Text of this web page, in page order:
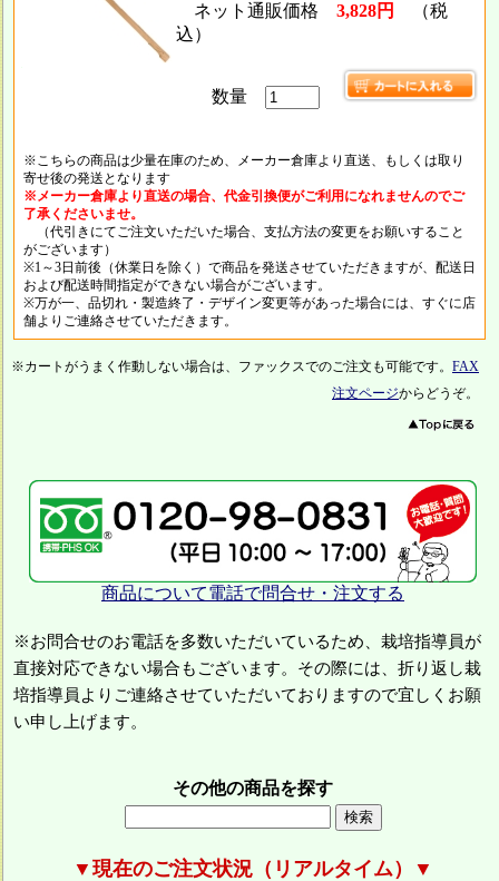
ネット通販価格 3,828円
（税
込）
数量
※こちらの商品は少量在庫のため、メーカー倉庫より直送、もしくは取り
寄せ後の発送となります
※メーカー倉庫より直送の場合、代金引換便がご利用になれませんのでご
了承くださいませ。
（代引きにてご注文いただいた場合、支払方法の変更をお願いすること
がございます）
※1～3日前後（休業日を除く）で商品を発送させていただきますが、配送日
および配送時間指定ができない場合がございます。
※万が一、品切れ・製造終了・デザイン変更等があった場合には、すぐに店
舗よりご連絡させていただきます。
※カートがうまく作動しない場合は、ファックスでのご注文も可能です。 FAX
注文ページからどうぞ。
商品について電話で問合せ・注文する
※お問合せのお電話を多数いただいているため、栽培指導員が
直接対応できない場合もございます。その際には、折り返し栽
培指導員よりご連絡させていただいておりますので宜しくお願
い申し上げます。
その他の商品を探す
▼現在のご注文状況（リアルタイム）▼